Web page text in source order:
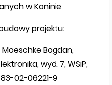
w Koninie
projektu:
Bogdan,
wyd. 7, WSiP,
83-02-06221-9